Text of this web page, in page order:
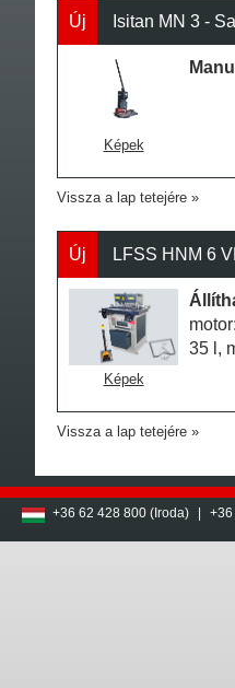
Új Isitan MN 3 -
Képek
Vissza a lap tetejére
Új LFSS HNM 6
Képek
35 l,
Vissza a lap tetejére
+36 62 428 800 (Iroda)